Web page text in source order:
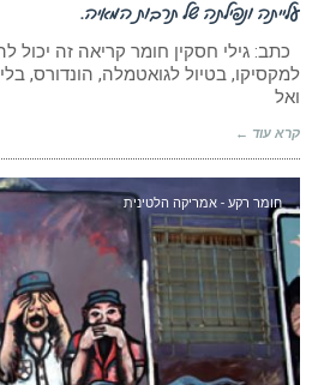
עלייתה ונפילתה של תרבות המאיה.
כתב: גילי חסקין חומר קריאה זה יכול
למקסיקו, בטיול לגואטמלה, הונדורס,
ואל
קרא עוד ←
חומר רקע - אמריקה הלטינית